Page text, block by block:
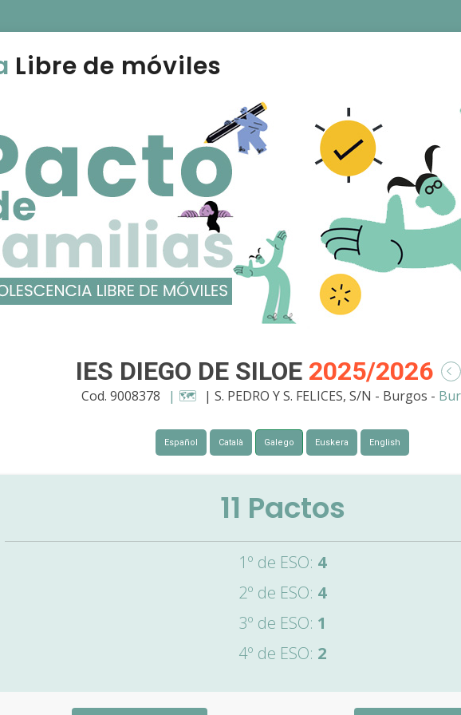
Libre de móviles
IES DIEGO DE SILOE 2025/2026
Cod. 9008378 | 🗺️ | S. PEDRO Y S. FELICES, S/N - Burgos -
Español Català Galego Euskera English
11 Pactos
1º de ESO: 4
2º de ESO: 4
3º de ESO: 1
4º de ESO: 2